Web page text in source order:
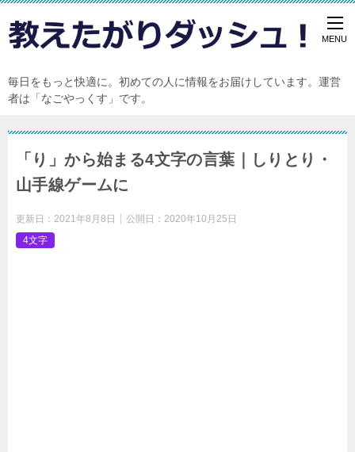
毎日をもっと快適に。初めての人に情報をお届けしています。運営
者は「なごやっくす」です。
「り」から始まる4文字の言葉｜しりとり・
山手線ゲームに
更新日： 2021年8月8日 公開日： 2020年10月25日
4文字